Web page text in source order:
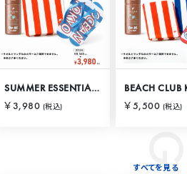
RANKING
SUMMER ESSENTIAL KIT
￥3,980 (税込)
BEACH CLUB
￥5,500 (税込)
すべてを見る